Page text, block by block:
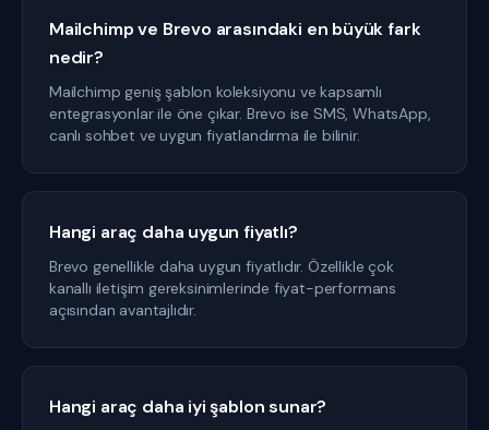
Mailchimp ve Brevo arasındaki en büyük fark
nedir?
Mailchimp geniş şablon koleksiyonu ve kapsamlı
entegrasyonlar ile öne çıkar. Brevo ise SMS, WhatsApp,
canlı sohbet ve uygun fiyatlandırma ile bilinir.
Hangi araç daha uygun fiyatlı?
Brevo genellikle daha uygun fiyatlıdır. Özellikle çok
kanallı iletişim gereksinimlerinde fiyat-performans
açısından avantajlıdır.
Hangi araç daha iyi şablon sunar?